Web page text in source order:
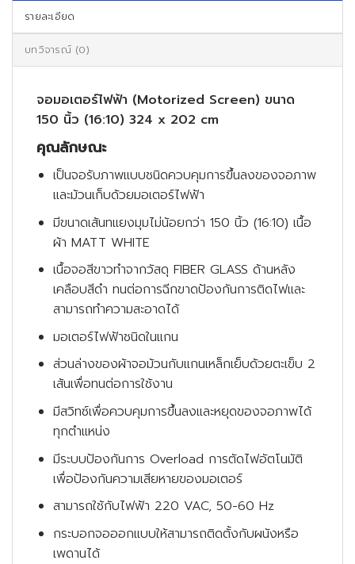
รายละเอียด
บทวิจารณ์ (0)
จอมอเตอร์ไฟฟ้า (Motorized Screen) ขนาด
150 นิ้ว (16:10) 324 x 202 cm
คุณลักษณะ
เป็นจอรับภาพแบบชนิดควบคุมการขึ้นลงของจอภาพ
และม้วนเก็บด้วยมอเตอร์ไฟฟ้า
มีขนาดเส้นทแยงมุมไม่น้อยกว่า 150 นิ้ว (16:10) เนื้อ
ผ้า MATT WHITE
เนื้อจอสีขาวทำจากวัสดุ FIBER GLASS ด้านหลัง
เคลือบสีดำ ทนต่อการฉีกขาดป้องกันการติดไฟและ
สามารถทำความสะอาดได้
มอเตอร์ไฟฟ้าชนิดในแกน
ส่วนล่างของผ้าจอม้วนกับแกนเหล็กเย็บด้วยตะเข็บ 2
เส้นเพื่อทนต่อการใช้งาน
มีสวิทซ์เพื่อควบคุมการขึ้นลงและหยุดของจอภาพได้
ทุกตำแหน่ง
มีระบบป้องกันการ Overload การตัดไฟอัตโนมัติ
เพื่อป้องกันความเสียหายของมอเตอร์
สามารถใช้กับไฟฟ้า 220 VAC, 50-60 Hz
กระบอกจอออกแบบให้สามารถติดตั้งกับผนังหรือ
เพดานได้